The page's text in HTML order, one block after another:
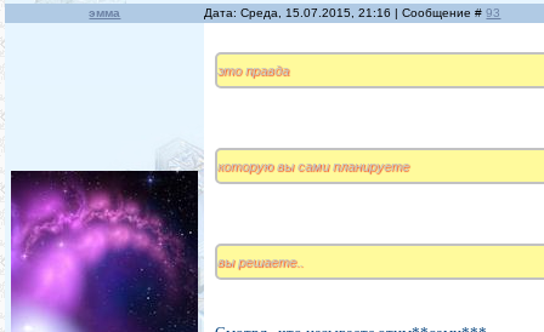
эмма Дата: Среда, 15.07.2015, 21:16 | Сообщение #93
это правда
которую вы сами планируете
вы решаете..